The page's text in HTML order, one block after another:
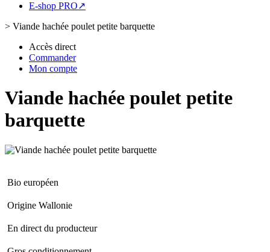
E-shop PRO↗
> Viande hachée poulet petite barquette
Accès direct
Commander
Mon compte
Viande hachée poulet petite
barquette
Bio européen
Origine Wallonie
En direct du producteur